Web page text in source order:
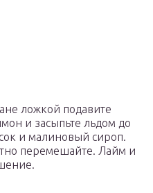
ложкой подавите
и засыпьте льдом до
и малиновый сироп.
перемешайте. Лайм и